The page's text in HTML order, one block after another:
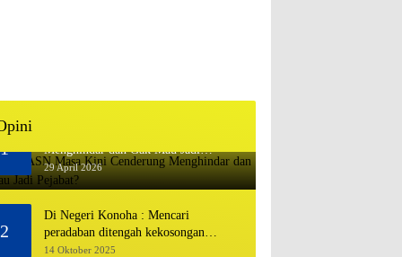
1
Menghindar dan Gak Mau Jadi
Pejabat?
29 April 2026
2
Di Negeri Konoha : Mencari
peradaban ditengah kekosongan
pendidikan
14 Oktober 2025